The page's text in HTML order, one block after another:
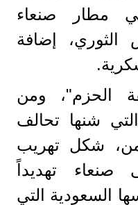
في مطار صنعاء
الثوري، إضافة
الحزم"، ومن
شنها تحالف
شكل تهريب
صنعاء تهديداً
السعودية التي